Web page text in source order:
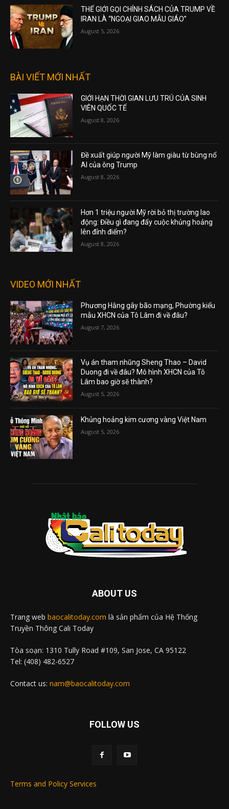
THẾ GIỚI GỌI CHÍNH SÁCH CỦA TRUMP VỀ
IRAN LÀ “NGOẠI GIAO MẪU GIÁO”
August 5, 2026
BÀI VIẾT MỚI NHẤT
GIỚI HẠN THỜI GIAN LƯU TRÚ CỦA SINH
VIÊN QUỐC TẾ
August 8, 2026
Đề xuất giúp người Mỹ làm giàu từ bùng nổ
AI của ông Trump
August 8, 2026
Hơn 1 triệu người Mỹ rời bỏ thị trường lao
động: Điều gì đang đẩy cuộc khủng hoảng
lên đỉnh điểm?
August 8, 2026
VIDEO MỚI NHẤT
Phương Hằng gây bão mạng, Phường kiểu
mẫu XHCN của Tô Lâm đi về đâu?
August 7, 2026
Vụ án tham nhũng Sheng Thao – David
Duong đi về đâu? Mô hình XHCN của Tô
Lâm bao giờ sẽ thành?
August 5, 2026
Khủng hoảng kim cương vàng Việt Nam
August 5, 2026
ABOUT US
Trang web baocalitoday.com là sản phẩm của Hệ Thống
Truyền Thông Cali Today
Tòa soạn: 1310 Tully Road #109, San Jose, CA 95122
Tel: (408) 482-6527
Contact us: nam@baocalitoday.com
FOLLOW US
Terms and Policy Services